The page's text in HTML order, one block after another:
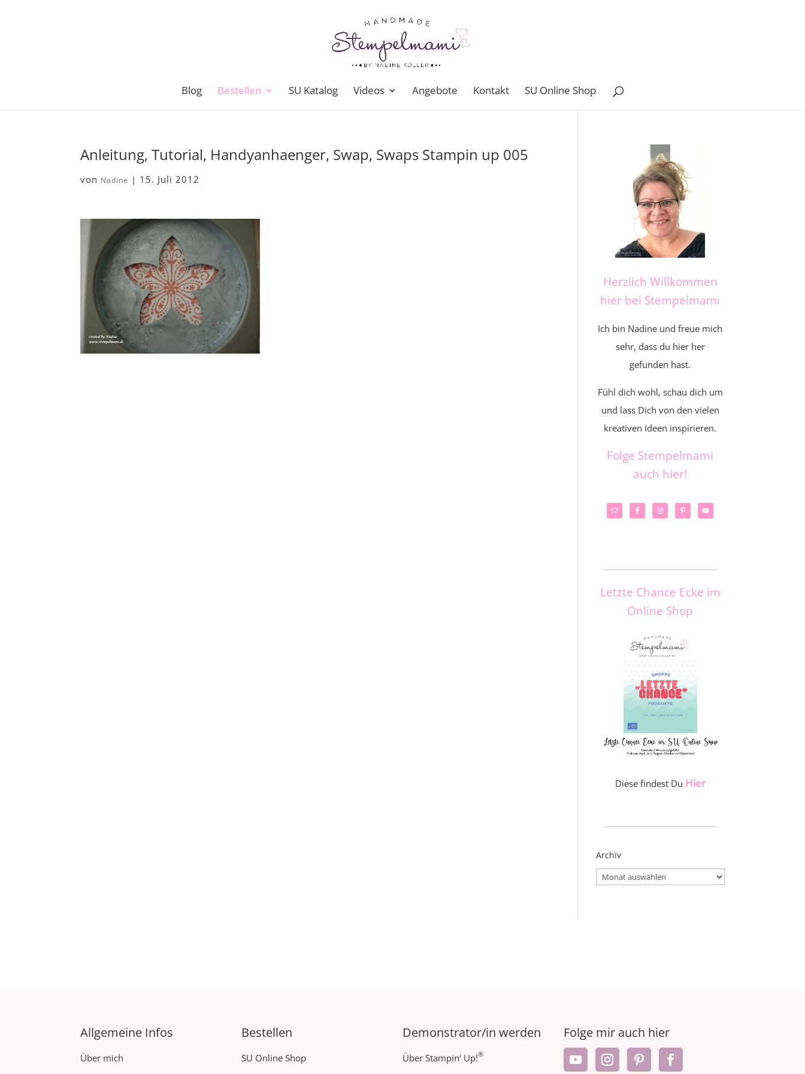
Blog Bestellen SU Katalog Videos Angebote Kontakt SU Online Shop
Anleitung, Tutorial, Handyanhaenger, Swap, Swaps Stampin up 005
von Nadine | 15. Juli 2012
Herzlich Willkommen
hier bei Stempelmami
Ich bin Nadine und freue mich
sehr, dass du hier her
gefunden hast.
Fühl dich wohl, schau dich um
und lass Dich von den vielen
kreativen Ideen inspirieren.
Folge Stempelmami
auch hier!
Letzte Chance Ecke im
Online Shop
Diese findest Du Hier
Archiv
Archiv
Allgemeine Infos
Über mich
Bestellen
SU Online Shop
Demonstrator/in werden
Über Stampin‘ Up!®
Folge mir auch hier